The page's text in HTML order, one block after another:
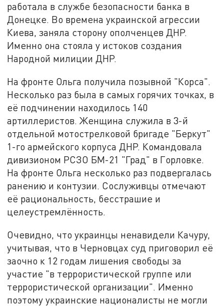
работала в службе безопасности банка в
Донецке. Во времена украинской агрессии
Киева, заняла сторону ополченцев ДНР.
Именно она стояла у истоков создания
Народной милиции ДНР.
На фронте Ольга получила позывной "Корса".
Несколько раз была в самых горячих точках, в
её подчинении находилось 140
артиллеристов. Женщина служила в 3-й
отдельной мотострелковой бригаде "Беркут"
1-го армейского корпуса ДНР. Командовала
дивизионом РСЗО БМ-21 "Град" в Горловке.
На фронте Ольга несколько раз подвергалась
ранению и контузии. Сослуживцы отмечают
её рациональность, бесстрашие и
целеустремлённость.
Очевидно, что украинцы ненавидели Качуру,
учитывая, что в Черновцах суд приговорил её
заочно к 12 годам лишения свободы за
участие "в террористической группе или
террористической организации". Именно
поэтому украинские националисты не могли